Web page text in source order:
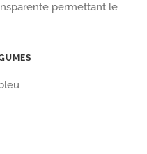
permettant le